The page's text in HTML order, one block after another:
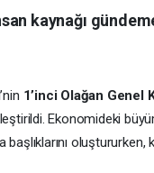
kaynağı
1’inci Olağan Genel
Ekonomideki
başlıklarını